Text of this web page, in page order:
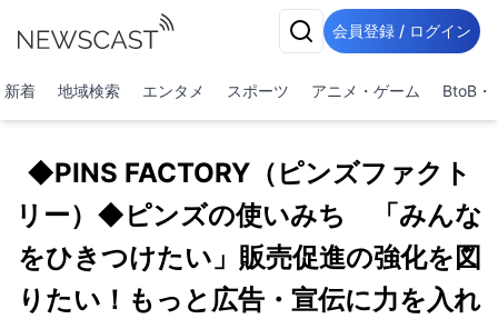
会員登録 / ログイン
新着 地域検索 エンタメ スポーツ アニメ・ゲーム BtoB・
◆PINS FACTORY（ピンズファクト
リー）◆ピンズの使いみち 「みんな
をひきつけたい」販売促進の強化を図
りたい！もっと広告・宣伝に力を入れ